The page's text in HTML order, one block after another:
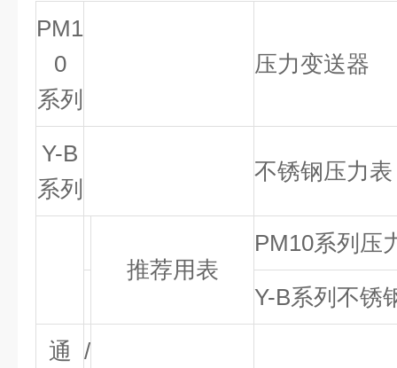
PM1
0
系列
压力变送器
Y-B
系列
不锈钢压力表
推荐用表
PM10系列压
Y-B系列不锈
通 /